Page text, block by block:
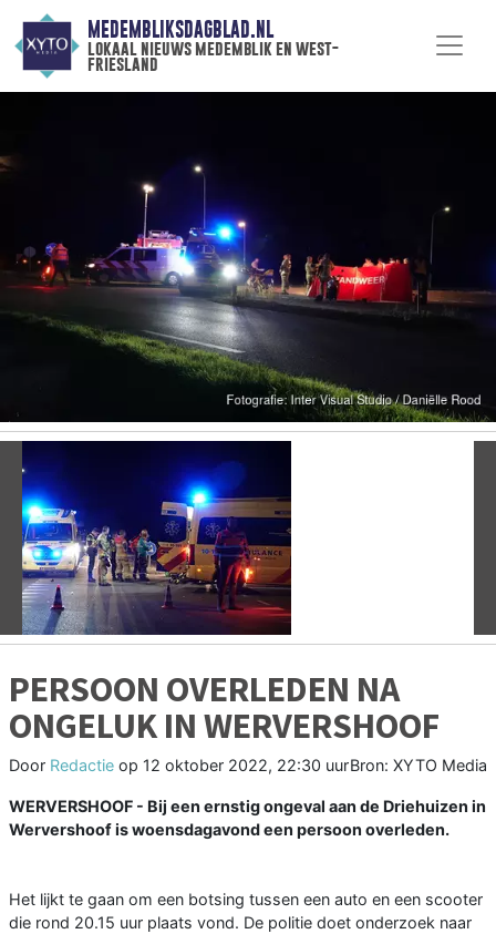
MEDEMBLIKSDAGBLAD.NL
lokaal nieuws medemblik en west-
friesland
Vorige
PERSOON OVERLEDEN NA
ONGELUK IN WERVERSHOOF
Door Redactie op 12 oktober 2022, 22:30 uurBron: XYTO Media
WERVERSHOOF - Bij een ernstig ongeval aan de Driehuizen in
Wervershoof is woensdagavond een persoon overleden.
Het lijkt te gaan om een botsing tussen een auto en een scooter
die rond 20.15 uur plaats vond. De politie doet onderzoek naar